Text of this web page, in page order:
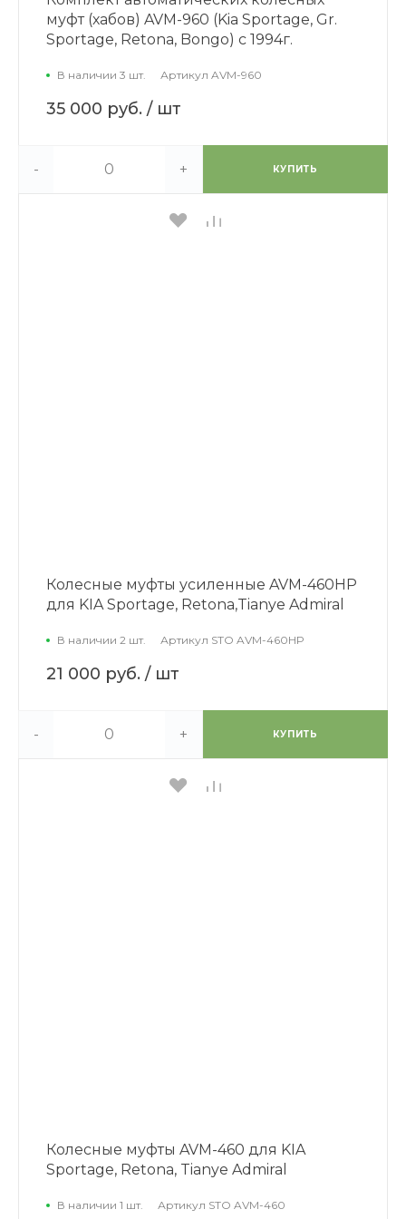
муфт (хабов) AVM-960 (Kia Sportage, Gr.
Sportage, Retona, Bongo) с 1994г.
В наличии 3 шт. Артикул AVM-960
35 000 руб. / шт
- + КУПИТЬ
Колесные муфты усиленные AVM-460HP
для KIA Sportage, Retona,Tianye Admiral
В наличии 2 шт. Артикул STO AVM-460HP
21 000 руб. / шт
- + КУПИТЬ
Колесные муфты AVM-460 для KIA
Sportage, Retona, Tianye Admiral
В наличии 1 шт. Артикул STO AVM-460